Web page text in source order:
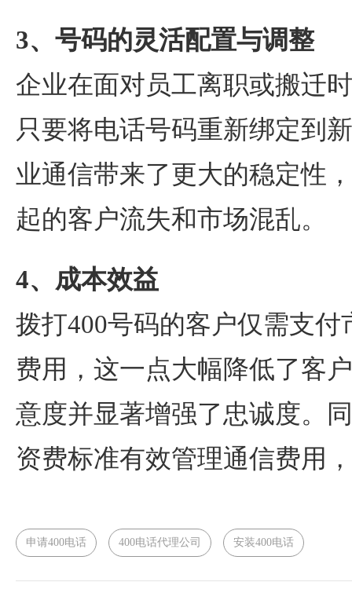
3、号码的灵活配置与调整
企业在面对员工离职或搬迁
只要将电话号码重新绑定到
业通信带来了更大的稳定性
起的客户流失和市场混乱。
4、成本效益
拨打400号码的客户仅需支
费用，这一点大幅降低了客
意度并显著增强了忠诚度。
资费标准有效管理通信费用
申请400电话 400电话代理公司 安装400电话